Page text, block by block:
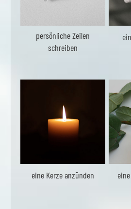
persönliche Zeilen
schreiben
eine Kerze anzünden